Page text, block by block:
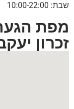
שבת: 10:00-22:00
מפת
זכרון